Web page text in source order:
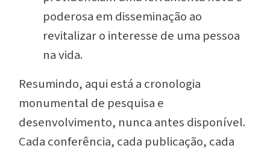
poderosa em disseminação ao
revitalizar o interesse de uma pessoa
navida.
Resumindo, aqui está a cronologia
monumental de pesquisa e
desenvolvimento, nunca antes disponível.
Cada conferência, cada publicação, cada